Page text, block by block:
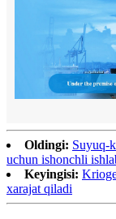
Oldingi: Suyuq-
uchun ishonchli
Keyingisi:
xarajat qiladi